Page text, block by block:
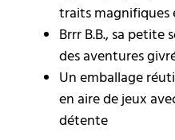
traits magnifiques
Brrr B.B., sa petite
des aventures
Un emballage
en aire de jeux
détente